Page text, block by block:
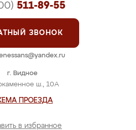
г. Видное
ш., 10А
ПРОЕЗДА
в избранное
511-89-55
ЗВОНОК